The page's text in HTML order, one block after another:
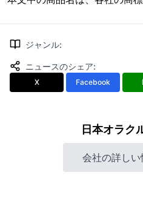
ジャンル:
ニュースのシェア:
X Facebook
日本オラク
会社の詳しい